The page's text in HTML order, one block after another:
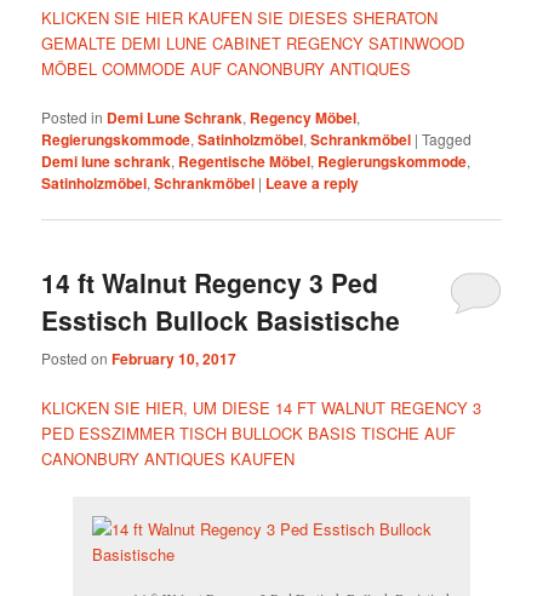
KLICKEN SIE HIER KAUFEN SIE DIESES SHERATON
GEMALTE DEMI LUNE CABINET REGENCY SATINWOOD
MÖBEL COMMODE AUF CANONBURY ANTIQUES
Posted in Demi Lune Schrank, Regency Möbel,
Regierungskommode,Satinholzmöbel,Schrankmöbel |Tagged
Demi lune schrank, Regentische Möbel, Regierungskommode,
Satinholzmöbel,Schrankmöbel | Leave a reply
14 ft Walnut Regency 3 Ped
Esstisch Bullock Basistische
Posted onFebruary 10, 2017
KLICKEN SIE HIER, UM DIESE 14 FT WALNUT REGENCY 3
PED ESSZIMMER TISCH BULLOCK BASIS TISCHE AUF
CANONBURY ANTIQUES KAUFEN